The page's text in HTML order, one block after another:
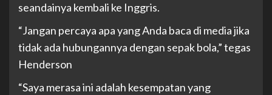
seandainya kembali ke Inggris.
“Jangan percaya apa yang Anda baca di media jika
tidak ada hubungannya dengan sepak bola,” tegas
Henderson
“Saya merasa ini adalah kesempatan yang